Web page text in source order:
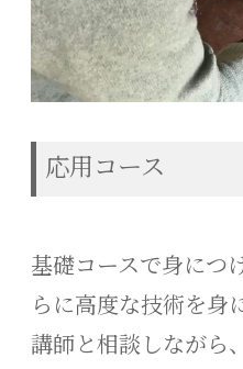
応用コース
基礎コースで身につ
らに高度な技術を身
講師と相談しながら